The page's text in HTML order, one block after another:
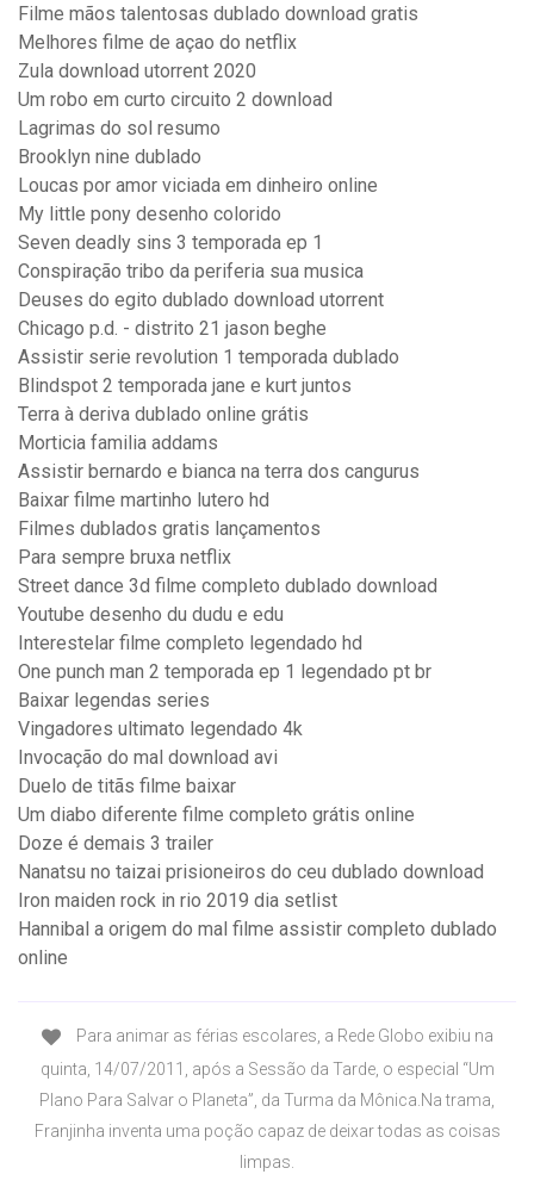
Filme mãos talentosas dublado download gratis
Melhores filme de açao do netflix
Zula download utorrent 2020
Um robo em curto circuito 2 download
Lagrimas do sol resumo
Brooklyn nine dublado
Loucas por amor viciada em dinheiro online
My little pony desenho colorido
Seven deadly sins 3 temporada ep 1
Conspiração tribo da periferia sua musica
Deuses do egito dublado download utorrent
Chicago p.d. - distrito 21 jason beghe
Assistir serie revolution 1 temporada dublado
Blindspot 2 temporada jane e kurt juntos
Terra à deriva dublado online grátis
Morticia familia addams
Assistir bernardo e bianca na terra dos cangurus
Baixar filme martinho lutero hd
Filmes dublados gratis lançamentos
Para sempre bruxa netflix
Street dance 3d filme completo dublado download
Youtube desenho du dudu e edu
Interestelar filme completo legendado hd
One punch man 2 temporada ep 1 legendado pt br
Baixar legendas series
Vingadores ultimato legendado 4k
Invocação do mal download avi
Duelo de titãs filme baixar
Um diabo diferente filme completo grátis online
Doze é demais 3 trailer
Nanatsu no taizai prisioneiros do ceu dublado download
Iron maiden rock in rio 2019 dia setlist
Hannibal a origem do mal filme assistir completo dublado
online
Para animar as férias escolares, a Rede Globo exibiu na
quinta, 14/07/2011, após a Sessão da Tarde, o especial “Um
Plano Para Salvar o Planeta”, da Turma da Mônica.Na trama,
Franjinha inventa uma poção capaz de deixar todas as coisas
limpas.